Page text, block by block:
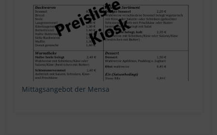
Mittagsangebot der Mensa